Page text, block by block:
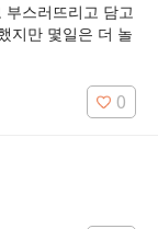
스러뜨리고 담고
지만 몇일은 더 놀
0